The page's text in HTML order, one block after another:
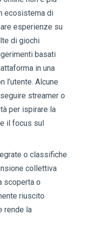
ecosistema di
esperienze su
di giochi
basati
in una
l’utente. Alcune
streamer o
per ispirare la
il focus sul
o classifiche
collettiva
scoperta o
riuscito
rende la